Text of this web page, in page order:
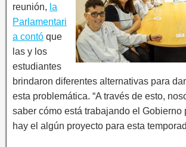
reunión, la
Parlamentari
a contó que
las y los
estudiantes
brindaron diferentes alternativas para
esta problemática. “A través de esto,
saber cómo está trabajando el Gobierno
hay el algún proyecto para esta